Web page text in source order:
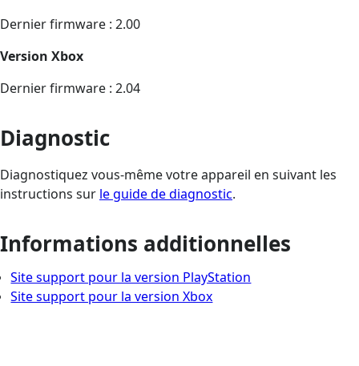
Dernier firmware : 2.00
Version Xbox
Dernier firmware : 2.04
Diagnostic
Diagnostiquez vous-même votre appareil en suivant les
instructions sur le guide de diagnostic.
Informations additionnelles
Site support pour la version PlayStation
Site support pour la version Xbox